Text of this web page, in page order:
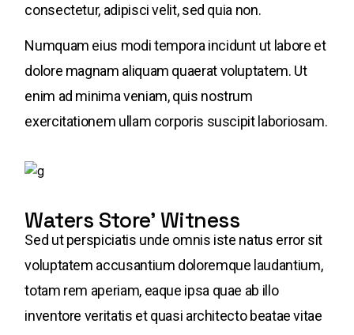
consectetur, adipisci velit, sed quia non.
Numquam eius modi tempora incidunt ut labore et
dolore magnam aliquam quaerat voluptatem. Ut
enim ad minima veniam, quis nostrum
exercitationem ullam corporis suscipit laboriosam.
Waters Store' Witness
Sed ut perspiciatis unde omnis iste natus error sit
voluptatem accusantium doloremque laudantium,
totam rem aperiam, eaque ipsa quae ab illo
inventore veritatis et quasi architecto beatae vitae